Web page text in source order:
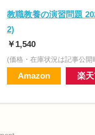
教職教養の演習問題
2)
￥1,540
(価格・在庫状況は記事公開
Amazon 楽